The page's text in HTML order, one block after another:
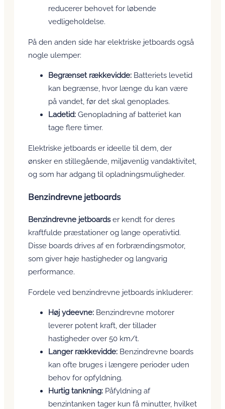
reducerer behovet for løbende
vedligeholdelse.
På den anden side har elektriske jetboards også
nogle ulemper:
Begrænset rækkevidde: Batteriets levetid
kan begrænse, hvor længe du kan være
på vandet, før det skal genoplades.
Ladetid: Genopladning af batteriet kan
tage flere timer.
Elektriske jetboards er ideelle til dem, der
ønsker en stillegående, miljøvenlig vandaktivitet,
og som har adgang til opladningsmuligheder.
Benzindrevne jetboards
Benzindrevne jetboardser kendt for deres
kraftfulde præstationer og lange operativtid.
Disse boards drives af en forbrændingsmotor,
som giver høje hastigheder og langvarig
performance.
Fordele ved benzindrevne jetboards inkluderer:
Høj ydeevne: Benzindrevne motorer
leverer potent kraft, der tillader
hastigheder over 50 km/t.
Langer rækkevidde: Benzindrevne boards
kan ofte bruges i længere perioder uden
behov for opfyldning.
Hurtig tankning: Påfyldning af
benzintanken tager kun få minutter, hvilket